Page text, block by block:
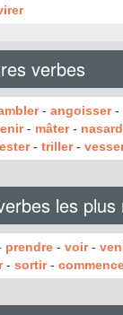
verbes
- angoisser-
- mâter-
- triller-
les plus
prendre - voir-
- sortir-